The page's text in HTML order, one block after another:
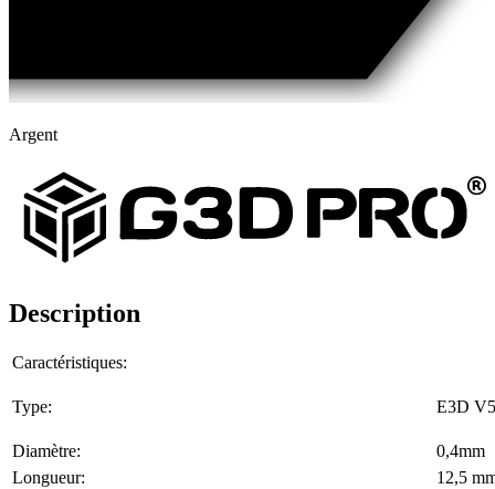
Argent
Description
Caractéristiques:
Type: E3D
Diamètre:
0,4mm
Longueur:
12,5